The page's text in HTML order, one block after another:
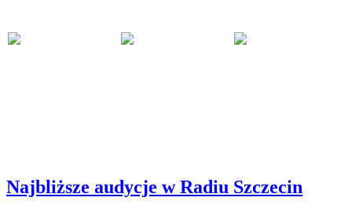
Najbliższe audycje w Radiu Szczecin